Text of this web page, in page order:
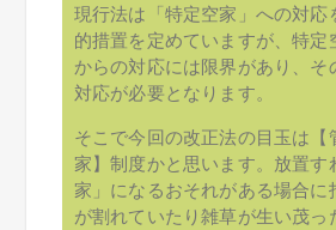
現行法は「特定空家」への対応
的措置を定めていますが、特定
からの対応には限界があり、そ
対応が必要となります。
そこで今回の改正法の目玉は【
家】制度かと思います。放置す
家」になるおそれがある場合に
が割れていたり雑草が生い茂っ